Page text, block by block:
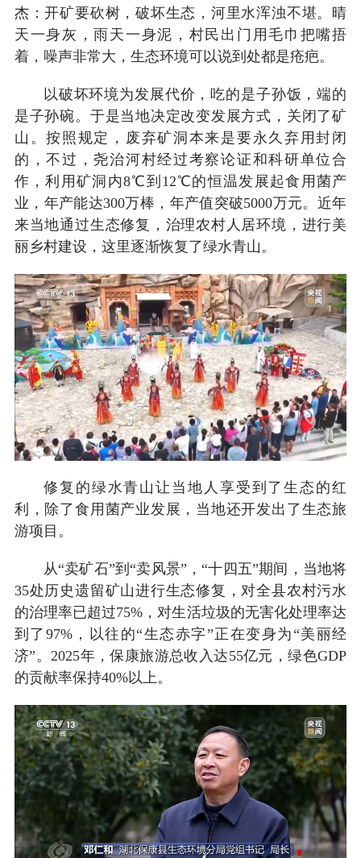
杰：开矿要砍树，破坏生态，河里水浑浊不堪。晴
天一身灰，雨天一身泥，村民出门用毛巾把嘴捂
着，噪声非常大，生态环境可以说到处都是疮疤。
以破坏环境为发展代价，吃的是子孙饭，端的
是子孙碗。于是当地决定改变发展方式，关闭了矿
山。按照规定，废弃矿洞本来是要永久弃用封闭
的，不过，尧治河村经过考察论证和科研单位合
作，利用矿洞内8℃到12℃的恒温发展起食用菌产
业，年产能达300万棒，年产值突破5000万元。近年
来当地通过生态修复，治理农村人居环境，进行美
丽乡村建设，这里逐渐恢复了绿水青山。
修复的绿水青山让当地人享受到了生态的红
利，除了食用菌产业发展，当地还开发出了生态旅
游项目。
从“卖矿石”到“卖风景”，“十四五”期间，当地将
35处历史遗留矿山进行生态修复，对全县农村污水
的治理率已超过75%，对生活垃圾的无害化处理率达
到了97%，以往的“生态赤字”正在变身为“美丽经
济”。2025年，保康旅游总收入达55亿元，绿色GDP
的贡献率保持40%以上。